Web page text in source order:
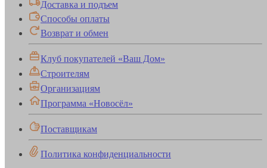
Доставка и подъем
Способы оплаты
Возврат и обмен
Клуб покупателей «Ваш Дом»
Строителям
Организациям
Программа «Новосёл»
Поставщикам
Политика конфиденциальности